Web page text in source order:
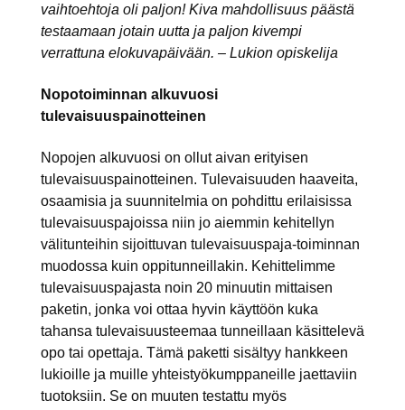
vaihtoehtoja oli paljon! Kiva mahdollisuus päästä
testaamaan jotain uutta ja paljon kivempi
verrattuna elokuvapäivään. – Lukion opiskelija
Nopotoiminnan alkuvuosi
tulevaisuuspainotteinen
Nopojen alkuvuosi on ollut aivan erityisen
tulevaisuuspainotteinen. Tulevaisuuden haaveita,
osaamisia ja suunnitelmia on pohdittu erilaisissa
tulevaisuuspajoissa niin jo aiemmin kehitellyn
välitunteihin sijoittuvan tulevaisuuspaja-toiminnan
muodossa kuin oppitunneillakin. Kehittelimme
tulevaisuuspajasta noin 20 minuutin mittaisen
paketin, jonka voi ottaa hyvin käyttöön kuka
tahansa tulevaisuusteemaa tunneillaan käsittelevä
opo tai opettaja. Tämä paketti sisältyy hankkeen
lukioille ja muille yhteistyökumppaneille jaettaviin
tuotoksiin. Se on muuten testattu myös